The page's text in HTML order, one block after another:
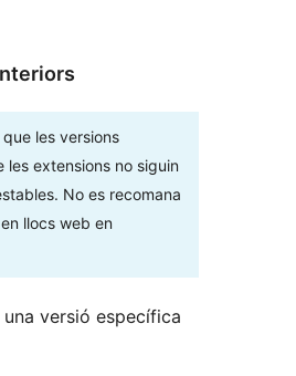
que les versions
les extensions no siguin
No es recomana
llocs web en
una versió específica